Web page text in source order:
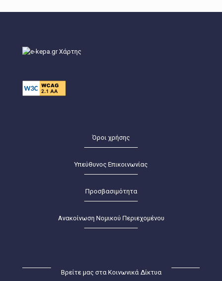
Όροι χρήσης
Υπεύθυνος Επικοινωνίας
Προσβασιμότητα
Ανακοίνωση Νομικού Περιεχομένου
Βρείτε μας στα Κοινωνικά Δίκτυα